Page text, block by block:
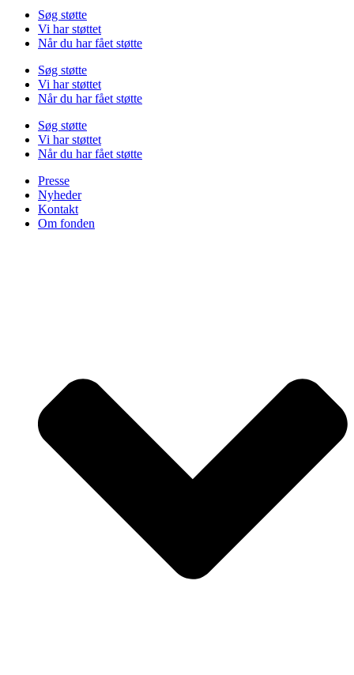
Søg støtte
Vi har støttet
Når du har fået støtte
Søg støtte
Vi har støttet
Når du har fået støtte
Søg støtte
Vi har støttet
Når du har fået støtte
Presse
Nyheder
Kontakt
Om fonden